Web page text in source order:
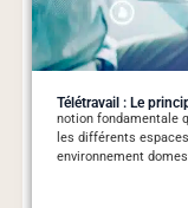
Télétravail : Le
notion fondamentale
les différents
environnement